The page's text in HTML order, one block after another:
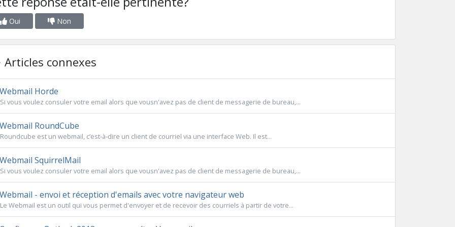
Oui Non
Articles connexes
Horde
Si vous voulez consuler votre email alors que vousn'avez pas de client de messagerie de bureau,...
RoundCube
Roundcube est un webmail, c’est‐à‐dire un client de courriel via une interface Web. Il est...
SquirrelMail
Si vous voulez consuler votre email alors que vousn'avez pas de client de messagerie de bureau,...
- envoi et réception d'emails avec votre navigateur web
Le Webmail est un outil qui vous permet d'envoyer et de recevoir des courriels à partir de votre...